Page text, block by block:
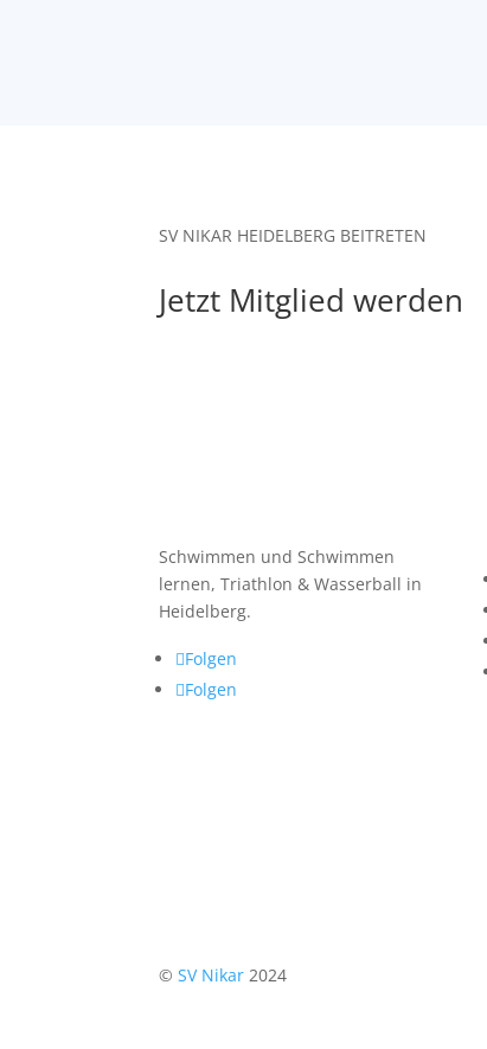
SV NIKAR HEIDELBERG BEITRETEN
Jetzt Mitglied werden
Schwimmen und Schwimmen
lernen, Triathlon & Wasserball in
Heidelberg.
Folgen
Folgen
©SV Nikar 2024